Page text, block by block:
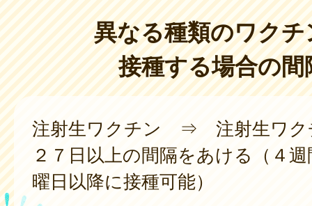
異なる種類のワク
接種する場合の間
注射生ワクチン ⇒ 注射生ワク
２７日以上の間隔をあける（４
曜日以降に接種可能）